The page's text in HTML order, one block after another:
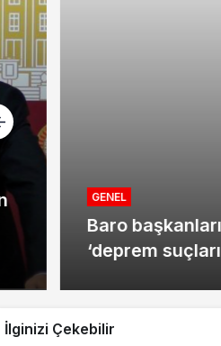
Baro başkanlarından
‘deprem suçları’ uyarısı
İlginizi Çekebilir